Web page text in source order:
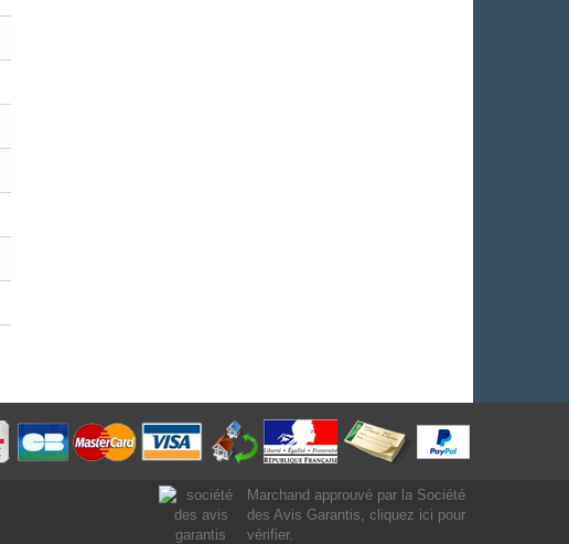
Marchand approuvé par la Société
des Avis Garantis, cliquez ici pour
vérifier.